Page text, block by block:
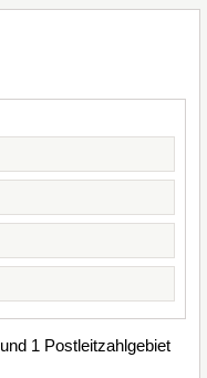
1 Postleitzahlgebiet